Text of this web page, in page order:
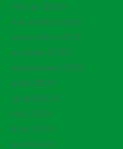
février 2026
décembre 2025
novembre 2025
octobre 2025
septembre 2025
août 2025
juillet 2025
juin 2025
mai 2025
avril 2025